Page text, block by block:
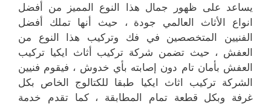
يساعد على ظهور جمال هذا النوع المميز من أفضل
انواع الأثاث العالمي جودة ، حيث أنها تملك أفضل
الفنيين المتخصصين في فك وتركيب هذا النوع من
العفش ، حيث تضمن شركة تركيب أثاث ايكيا تركيب
العفش بأمان تام دون إصابته بأي خدوش ، فيقوم فنيين
الشركة تركيب اثاث ايكيا طبقا للكتالوج الخاص بكل
غرفة وبكل قطعة تمام المطابقة ، كما تقدم خدمة